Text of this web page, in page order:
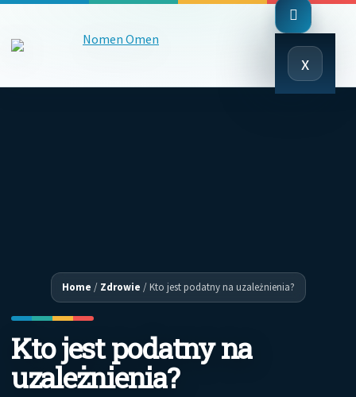
x
Close
Menu
Home / Zdrowie /Kto jest podatny na uzależnienia?
Kto jest podatny na
uzależnienia?